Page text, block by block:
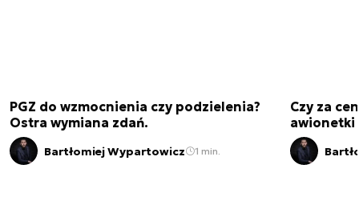
PGZ do wzmocnienia czy podzielenia?
Ostra wymiana zdań.
Bartłomiej Wypartowicz 1 min.
Czy za
awionetki